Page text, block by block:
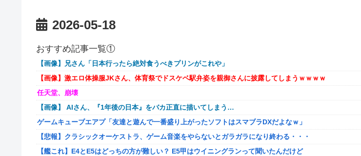
2026-05-18
おすすめ記事一覧①
【画像】兄さん「日本行ったら絶対食うべきプリンがこれや」
【画像】激エロ体操服JKさん、体育祭でドスケベ駅弁姿を親御さんに披露してしまうｗｗｗｗ
任天堂、崩壊
【画像】 AIさん、『1年後の日本』をバカ正直に描いてしまう…
ゲームキューブエアプ「友達と遊んで一番盛り上がったソフトはスマブラDXだよなｗ」
【悲報】クラシックオーケストラ、ゲーム音楽をやらないとガラガラになり終わる・・・
【艦これ】E4とE5はどっちの方が難しい？ E5甲はウイニングランって聞いたんだけど